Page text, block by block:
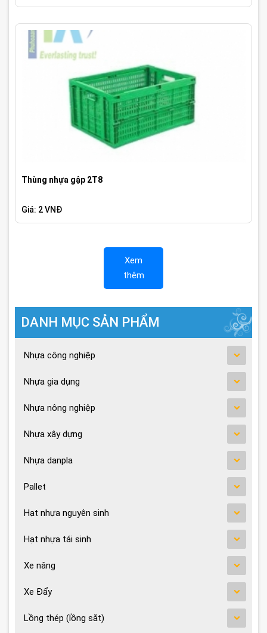
Thùng nhựa gập 2T8
Giá: 2 VNĐ
Xem
thêm
DANH MỤC SẢN PHẨM
Nhựa công nghiệp
Nhựa gia dụng
Nhựa nông nghiệp
Nhựa xây dựng
Nhựa danpla
Pallet
Hạt nhựa nguyên sinh
Hạt nhựa tái sinh
Xe nâng
Xe Đẩy
Lồng thép (lồng sắt)